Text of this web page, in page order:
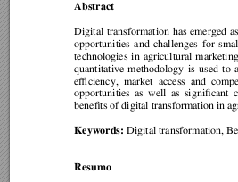
Abstract
Digital transformation has emerged
opportunities and challenges for
technologies in agricultural
quantitative methodology is used to
efficiency, market access and
opportunities as well as significant
benefits of digital transformation in
Keywords: Digital transformation,
Resumo